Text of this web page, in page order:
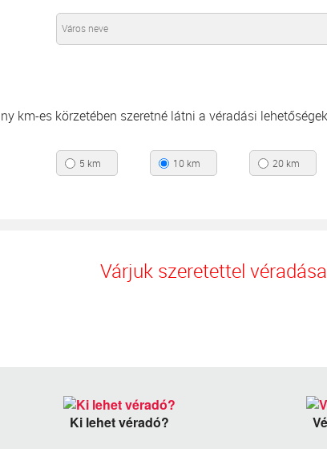
km-es körzetében szeretné látni a véradási
5 km 10 km 20 km
Várjuk szeretettel
Ki lehet véradó?